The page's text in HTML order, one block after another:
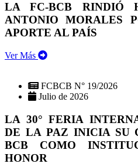
LA FC-BCB RINDIÓ
ANTONIO MORALES
APORTE AL PAÍS
Ver Más
FCBCB N° 19/2026
Julio de 2026
LA 30° FERIA
DE LA PAZ INICIA SU
BCB COMO
HONOR